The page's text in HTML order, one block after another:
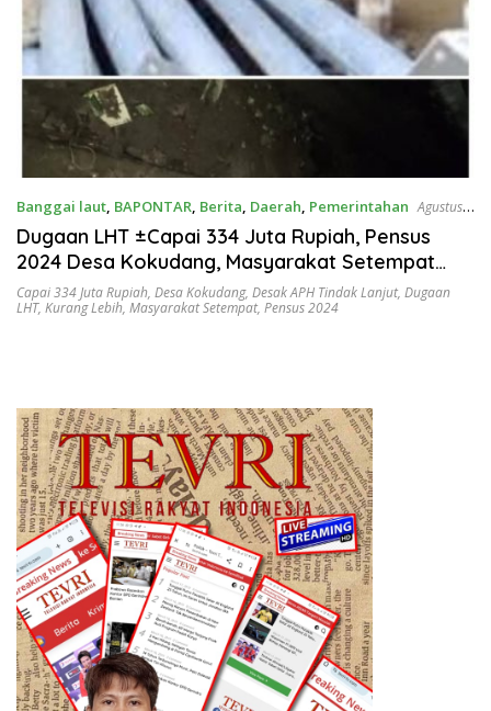
Banggai laut, BAPONTAR, Berita, Daerah, Pemerintahan Agustus
25, 2025
Dugaan LHT ±Capai 334 Juta Rupiah, Pensus
2024 Desa Kokudang, Masyarakat Setempat
Desak APH Tindak Lanjut
Capai 334 Juta Rupiah, Desa Kokudang, Desak APH Tindak Lanjut, Dugaan
LHT, Kurang Lebih, Masyarakat Setempat, Pensus 2024